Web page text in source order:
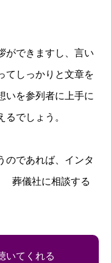
ができますし、言い
てしっかりと文章を
いを参列者に上手に
でしょう。
のであれば、インタ
葬儀社に相談する
いてくれる